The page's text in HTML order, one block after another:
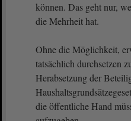
können. Das geht nur,
die Mehrheit hat.
Ohne die Möglichkeit,
tatsächlich durchsetzen
Herabsetzung der
die öffentliche Hand